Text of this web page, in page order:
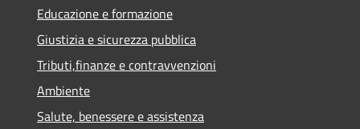
Educazione e formazione
Giustizia e sicurezza pubblica
Tributi,finanze e contravvenzioni
Ambiente
Salute, benessere e assistenza